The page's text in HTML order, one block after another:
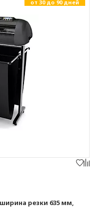
от 30 до 90 дней
резки 635 мм,